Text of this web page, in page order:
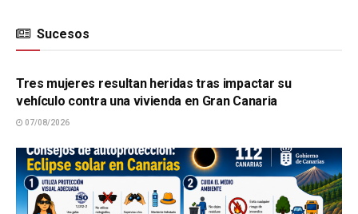
Sucesos
SUCESOS
Tres mujeres resultan heridas tras impactar su
vehículo contra una vivienda en Gran Canaria
07/08/2026